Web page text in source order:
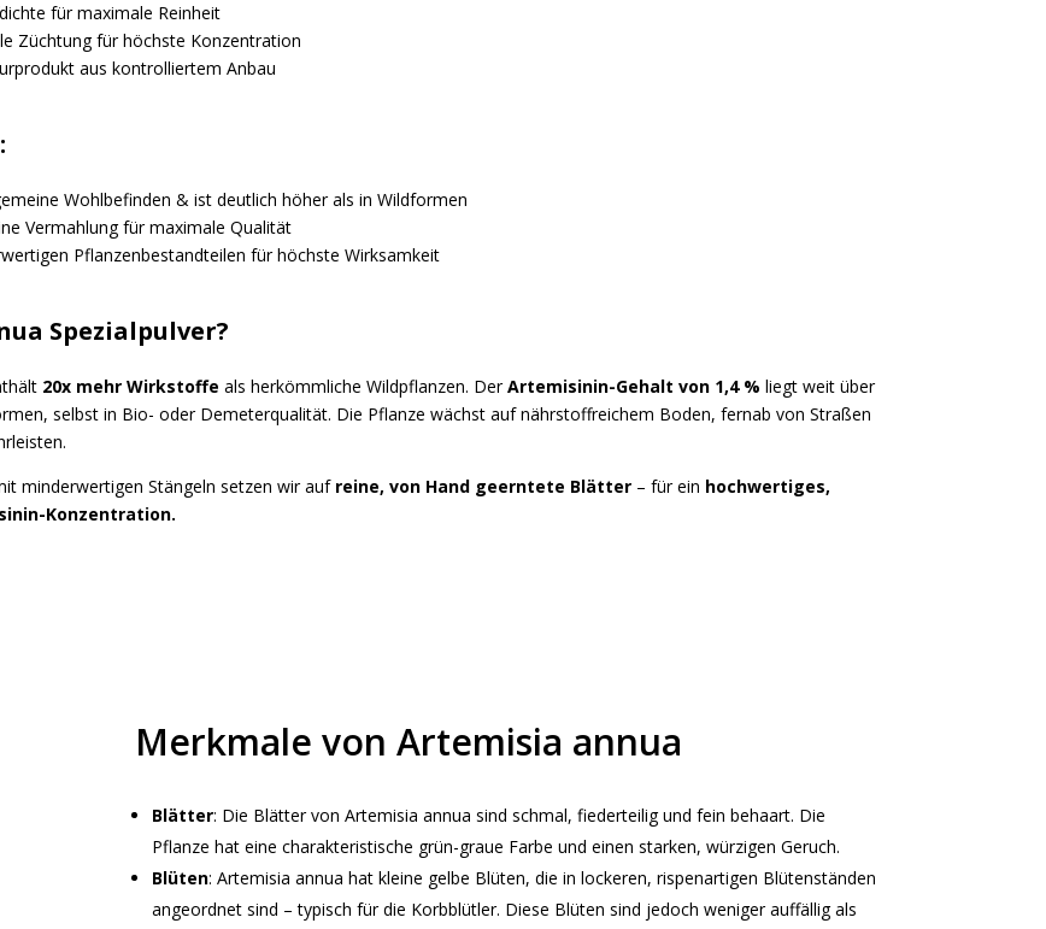
für maximale Reinheit
Züchtung für höchste Konzentration
aus kontrolliertem Anbau
Wohlbefinden & ist deutlich höher als in Wildformen
Vermahlung für maximale Qualität
Pflanzenbestandteilen für höchste Wirksamkeit
Spezialpulver?
20x mehr Wirkstoffe als herkömmliche Wildpflanzen. DerArtemisinin-Gehalt von 1,4 % liegt weit über
selbst in Bio- oder Demeterqualität. Die Pflanze wächst auf nährstoffreichem Boden, fernab von Straßen
minderwertigen Stängeln setzen wir auf reine, von Hand geerntete Blätter – für ein hochwertiges,
Konzentration.
Merkmale von Artemisia annua
Blätter: Die Blätter von Artemisia annua sind schmal, fiederteilig und fein behaart. Die
Pflanze hat eine charakteristische grün-graue Farbe und einen starken, würzigen Geruch.
Blüten: Artemisia annua hat kleine gelbe Blüten, die in lockeren, rispenartigen Blütenständen
angeordnet sind – typisch für die Korbblütler. Diese Blüten sind jedoch weniger auffällig als